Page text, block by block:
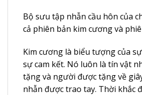
Bộ sưu tập nhẫn cầu hôn của
cả phiên bản kim cương và
Kim cương là biểu tượng của
sự cam kết. Nó luôn là tín vật
tặng và người được tặng về
nhẫn được trao tay. Thời khắc